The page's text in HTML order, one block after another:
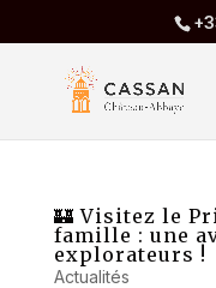
🏰 Visitez le
famille : une
explorateurs !
Actualités